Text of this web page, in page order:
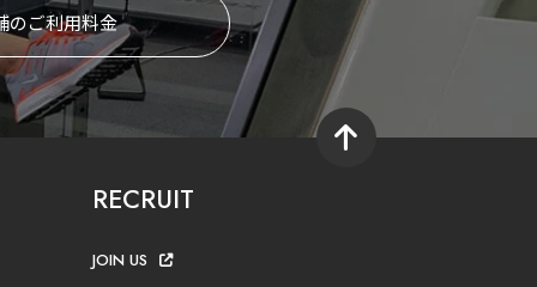
のご利用料金
RECRUIT
JOIN US